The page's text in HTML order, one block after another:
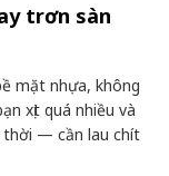
trơn sàn
mặt nhựa, không
xịt quá nhiều và
thời — cần lau chít